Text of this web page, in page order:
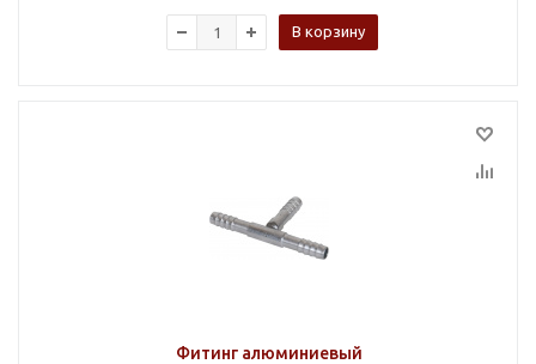
В корзину
Фитинг алюминиевый